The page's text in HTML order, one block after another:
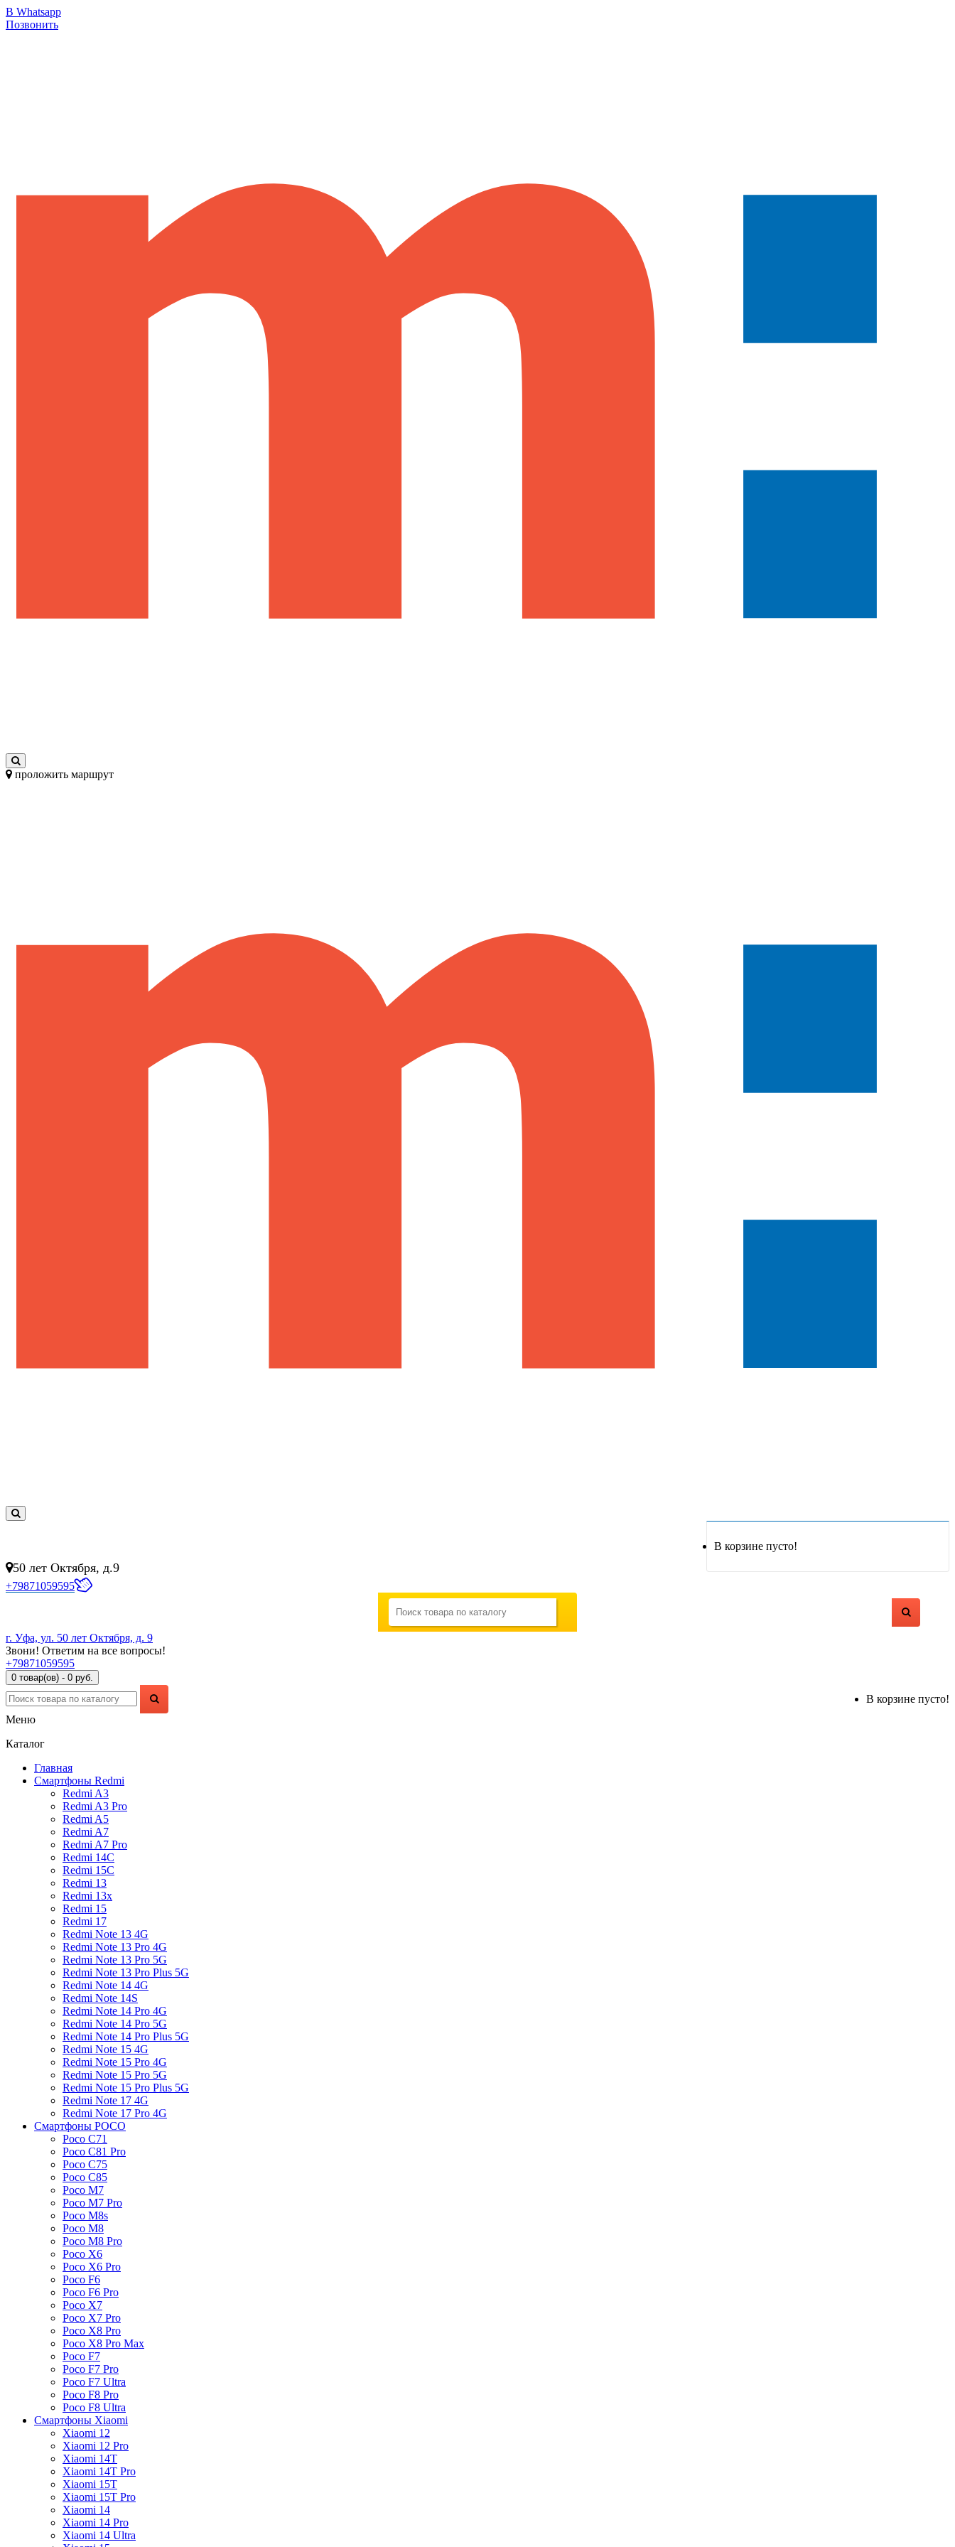
В Whatsapp
Позвонить
проложить маршрут
В корзине пусто!
50 лет Октября, д.9
+79871059595
г. Уфа, ул. 50 лет Октября, д. 9
Звони! Ответим на все вопросы!
+79871059595
0 товар(ов) - 0 руб.
В корзине пусто!
Меню
Каталог
Главная
Смартфоны Redmi
Redmi A3
Redmi A3 Pro
Redmi A5
Redmi A7
Redmi A7 Pro
Redmi 14C
Redmi 15C
Redmi 13
Redmi 13x
Redmi 15
Redmi 17
Redmi Note 13 4G
Redmi Note 13 Pro 4G
Redmi Note 13 Pro 5G
Redmi Note 13 Pro Plus 5G
Redmi Note 14 4G
Redmi Note 14S
Redmi Note 14 Pro 4G
Redmi Note 14 Pro 5G
Redmi Note 14 Pro Plus 5G
Redmi Note 15 4G
Redmi Note 15 Pro 4G
Redmi Note 15 Pro 5G
Redmi Note 15 Pro Plus 5G
Redmi Note 17 4G
Redmi Note 17 Pro 4G
Смартфоны POCO
Poco C71
Poco C81 Pro
Poco C75
Poco C85
Poco M7
Poco M7 Pro
Poco M8s
Poco M8
Poco M8 Pro
Poco X6
Poco X6 Pro
Poco F6
Poco F6 Pro
Poco X7
Poco X7 Pro
Poco X8 Pro
Poco X8 Pro Max
Poco F7
Poco F7 Pro
Poco F7 Ultra
Poco F8 Pro
Poco F8 Ultra
Смартфоны Xiaomi
Xiaomi 12
Xiaomi 12 Pro
Xiaomi 14T
Xiaomi 14T Pro
Xiaomi 15T
Xiaomi 15T Pro
Xiaomi 14
Xiaomi 14 Pro
Xiaomi 14 Ultra